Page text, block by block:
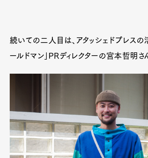
続いての二人目は、アタッシェドプレスの
ールドマン」PRディレクターの宮本哲明さ